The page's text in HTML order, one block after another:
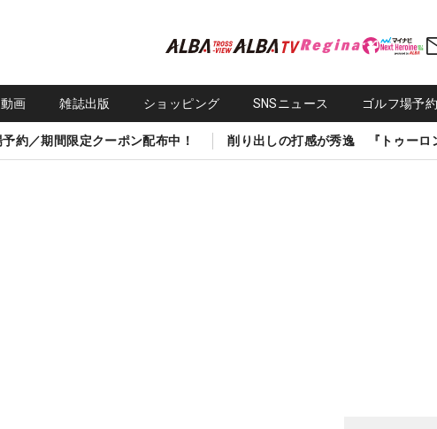
画 雑誌出版 ショッピング SNSニュース ゴルフ場予約
予約／期間限定クーポン配布中！ 削り出しの打感が秀逸 『トゥーロ